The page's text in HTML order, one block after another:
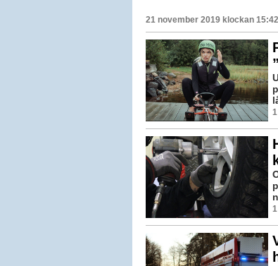
21 november 2019 klockan